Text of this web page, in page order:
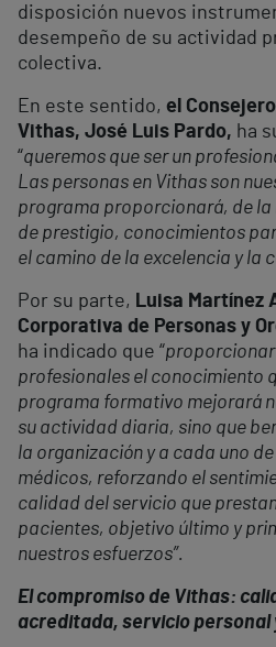
disposición nuevos
desempeño de su actividad
colectiva.
En este sentido, el
Vithas, José Luis Pardo, ha
“queremos que ser un
Las personas en Vithas son
programa proporcionará, de la
de prestigio, conocimientos
el camino de la excelencia y la
Por su parte, Luisa Martínez
Corporativa de Personas y
ha indicado que “
profesionales el conocimiento
programa formativo mejorará
su actividad diaria, sino que
la organización y a cada uno
médicos, reforzando el
calidad del servicio que
pacientes, objetivo último y
nuestros esfuerzos”.
El compromiso de Vithas:
acreditada, servicio personal